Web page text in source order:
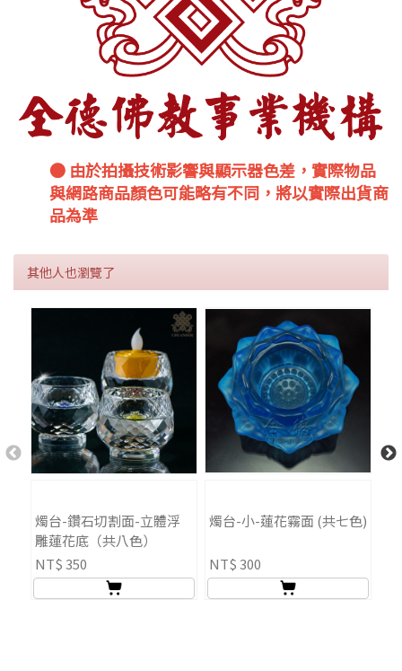
● 由於拍攝技術影響與顯示器色差，實際物品
與網路商品顏色可能略有不同，將以實際出貨商
品為準
其他人也瀏覽了
燭台-鑽石切割面-立體浮
雕蓮花底（共八色）
NT$ 350
燭台-小-蓮花霧面 (共七色)
NT$ 300